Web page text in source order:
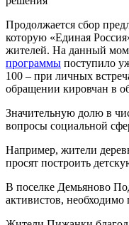
Продолжается сбор
которую «Единая
жителей. На данный
программы поступило
100 – при личных
обращении кировчан в
Значительную долю в
вопросы социальной
Например, жители
просят построить
В поселке Демьяново
активистов,